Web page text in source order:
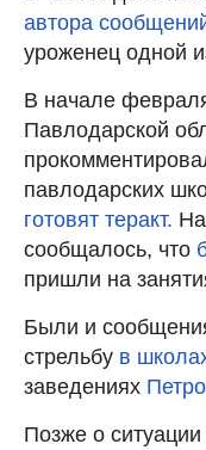
автора
уроженец одной
В начале
Павлодарской
павлодарских
готовят теракт.
сообщалось, что
пришли на
Были и
стрельбу в
заведениях
Позже о